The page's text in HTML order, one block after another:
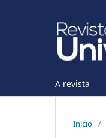
A revista
Início /